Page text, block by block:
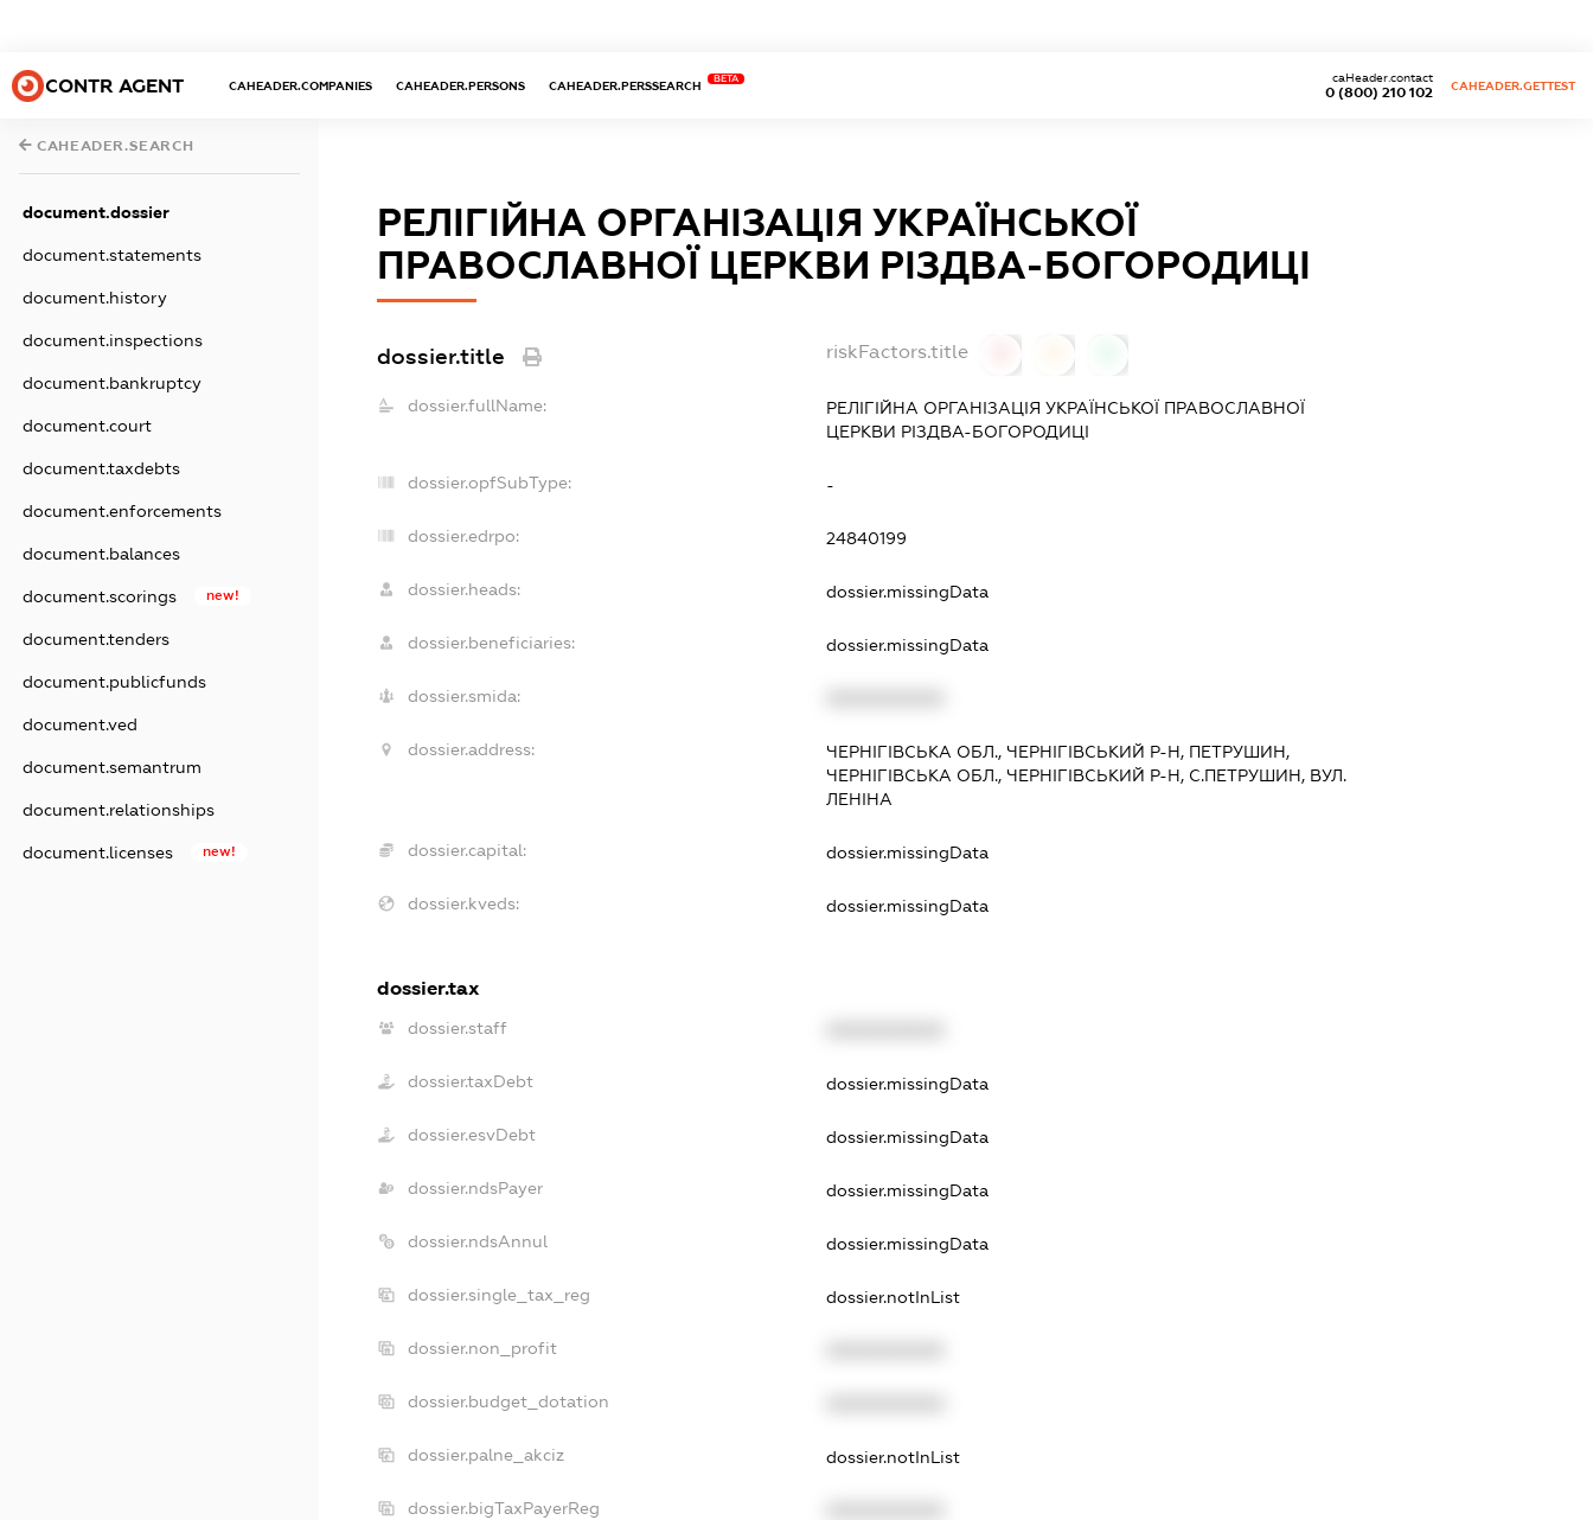
CONTR AGENT CAHEADER.COMPANIES CAHEADER.PERSONS CAHEADER.PERSSEARCH
BETA
0 (800) 210 102
caHeader.contact
CAHEADER.GETTEST
CAHEADER.SEARCH
document.dossier
document.statements
document.history
document.inspections
document.bankruptcy
document.court
document.taxdebts
document.enforcements
document.balances
document.scorings new!
document.tenders
document.publicfunds
document.ved
document.semantrum
document.relationships
document.licenses new!
РЕЛІГІЙНА ОРГАНІЗАЦІЯ УКРАЇНСЬКОЇ
ПРАВОСЛАВНОЇ ЦЕРКВИ РІЗДВА-БОГОРОДИЦІ
dossier.title riskFactors.title
dossier.fullName:
РЕЛІГІЙНА ОРГАНІЗАЦІЯ УКРАЇНСЬКОЇ ПРАВОСЛАВНОЇ
ЦЕРКВИ РІЗДВА-БОГОРОДИЦІ
dossier.opfSubType: -
dossier.edrpo: 24840199
dossier.heads: dossier.missingData
dossier.beneficiaries: dossier.missingData
dossier.smida:
dossier.address:
ЧЕРНІГІВСЬКА ОБЛ., ЧЕРНІГІВСЬКИЙ Р-Н, ПЕТРУШИН,
ЧЕРНІГІВСЬКА ОБЛ., ЧЕРНІГІВСЬКИЙ Р-Н, С.ПЕТРУШИН, ВУЛ.
ЛЕНІНА
dossier.capital: dossier.missingData
dossier.kveds: dossier.missingData
dossier.tax
dossier.staff
dossier.taxDebt dossier.missingData
dossier.esvDebt dossier.missingData
dossier.ndsPayer dossier.missingData
dossier.ndsAnnul dossier.missingData
dossier.single_tax_reg dossier.notInList
dossier.non_profit
dossier.budget_dotation
dossier.palne_akciz dossier.notInList
dossier.bigTaxPayerReg